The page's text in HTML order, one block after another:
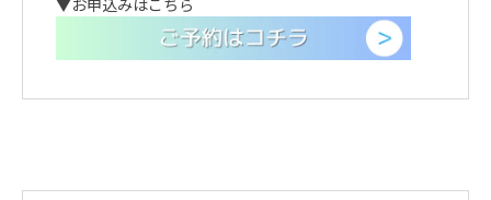
▼お申込みはこちら